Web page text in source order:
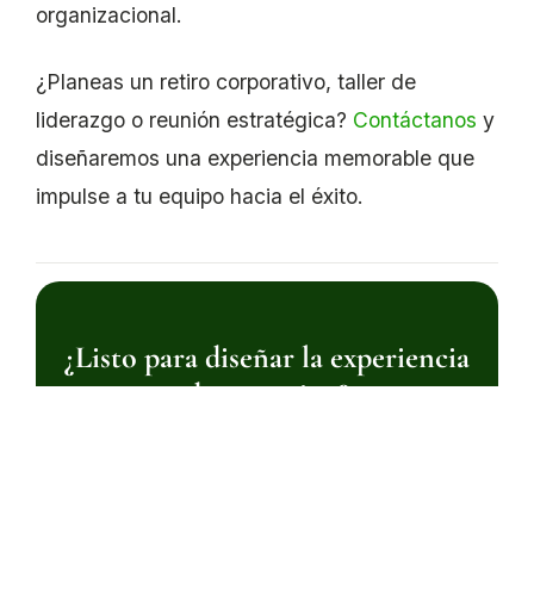
organizacional.
¿Planeas un retiro corporativo, taller de
liderazgo o reunión estratégica? Contáctanos y
diseñaremos una experiencia memorable que
impulse a tu equipo hacia el éxito.
¿Listo para diseñar la experiencia
de tu equipo?